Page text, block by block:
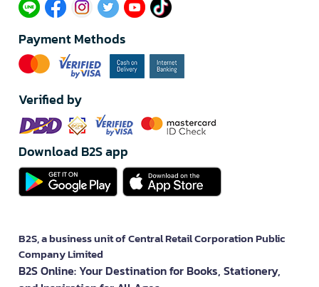
Payment Methods
Verified by
Download B2S app
B2S, a business unit of Central Retail Corporation Public
Company Limited
B2S Online: Your Destination for Books, Stationery,